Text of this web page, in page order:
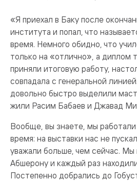
«Я приехал в Баку после
института и попал, что
время. Немного обидно, что
только на «отлично», а диплом
приняли итоговую работу,
совпадала с генеральной
довольно быстро выделили
жили Расим Бабаев и Джавад
Вообще, вы знаете, мы
время: на выставки нас не
уважали больше, чем сейчас. Мы
Абшерону и каждый раз
Постепенно добрались до